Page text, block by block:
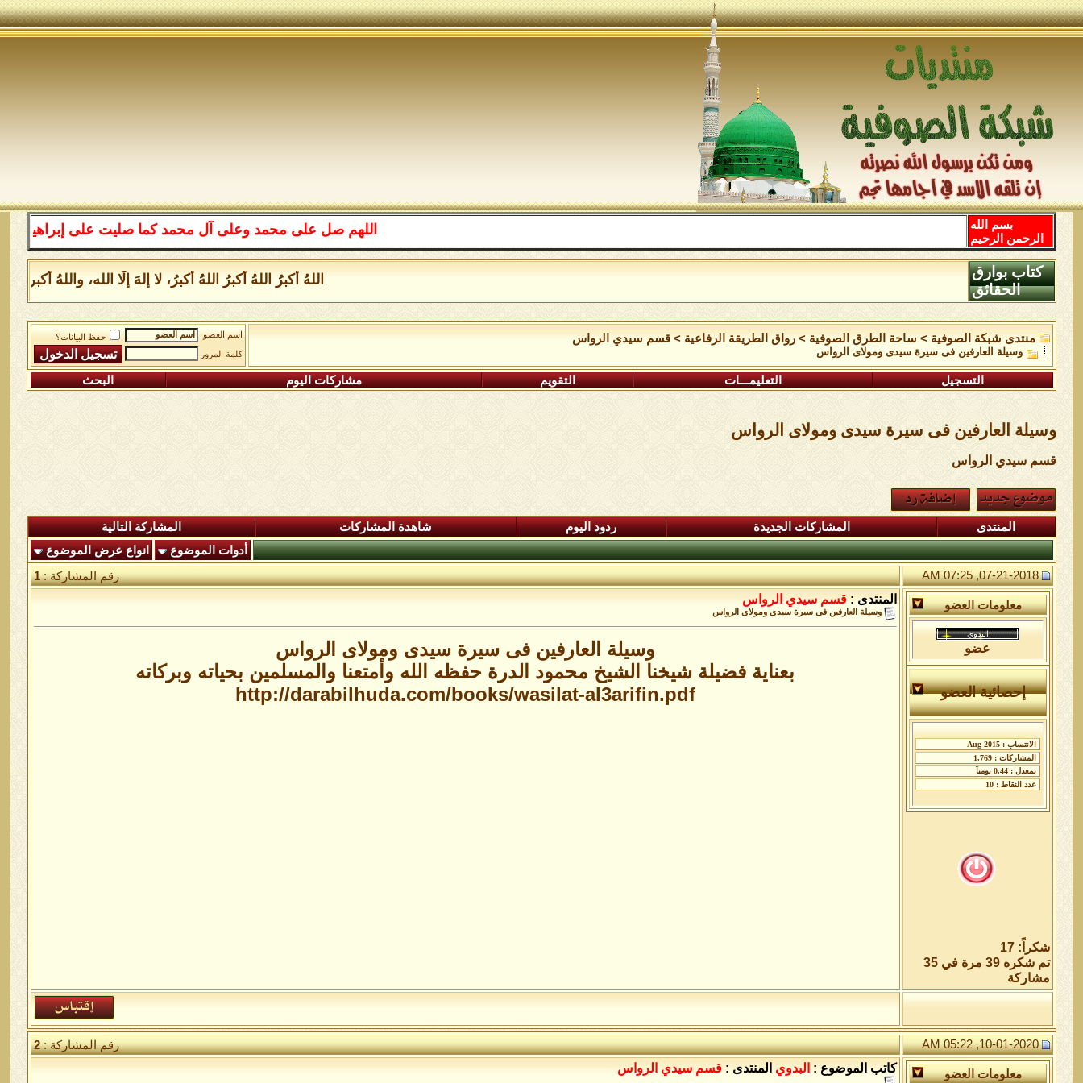
اللهم صل على محمد وعلى آل محمد كما صليت على إبراهيم وعلى آل
بسم الله
الرحمن الرحيم
اللهُ أكبرُ اللهُ أكبرُ اللهُ أكبرُ، لا إلهَ إلَّا الله، واللهُ أكبر
كتاب بوارق
الحقائق
منتدى شبكة الصوفية > ساحة الطرق الصوفية >رواق الطريقة الرفاعية >قسم سيدي الرواس
وسيلة العارفين فى سيرة سيدى ومولاى الرواس
اسم العضو
حفظ البيانات؟
كلمة المرور
التسجيل التعليمـــات التقويم مشاركات اليوم البحث
وسيلة العارفين فى سيرة سيدى ومولاى الرواس
قسم سيدي الرواس
المنتدى المشاركات الجديدة ردود اليوم شاهدة المشاركات
المشاركة التالية
أدوات الموضوع
انواع عرض الموضوع
07-21-2018, 07:25 AM
رقم المشاركة :1
معلومات العضو
عضو
إحصائية العضو
شكراً: 17
تم شكره 39 مرة في 35
مشاركة
المنتدى : قسم سيدي الرواس
وسيلة العارفين فى سيرة سيدى ومولاى الرواس
وسيلة العارفين فى سيرة سيدى ومولاى الرواس
بعناية فضيلة شيخنا الشيخ محمود الدرة حفظه الله وأمتعنا والمسلمين بحياته وبركاته
http://darabilhuda.com/books/wasilat-al3arifin.pdf
10-01-2020, 05:22 AM رقم المشاركة :2
معلومات العضو كاتب الموضوع : البدوي المنتدى : قسم سيدي الرواس